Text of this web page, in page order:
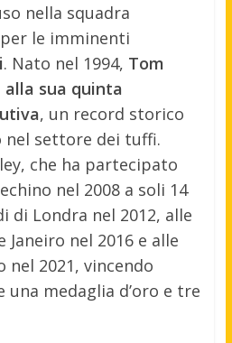
nella squadra
le imminenti
. Nato nel 1994, Tom
alla sua quinta
, un record storico
nel settore dei tuffi.
che ha partecipato
nel 2008 a soli 14
di Londra nel 2012, alle
Janeiro nel 2016 e alle
nel 2021, vincendo
una medaglia d’oro e tre